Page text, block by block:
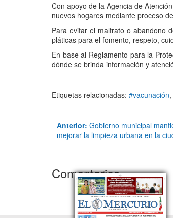
Con apoyo de la Agencia de
nuevos hogares mediante proceso
Para evitar el maltrato o abandono
pláticas para el fomento, respeto,
En base al Reglamento para la
dónde se brinda información y
Etiquetas relacionadas: #vacunación,
Anterior: Gobierno municipal
mejorar la limpieza urbana en la
Comentarios